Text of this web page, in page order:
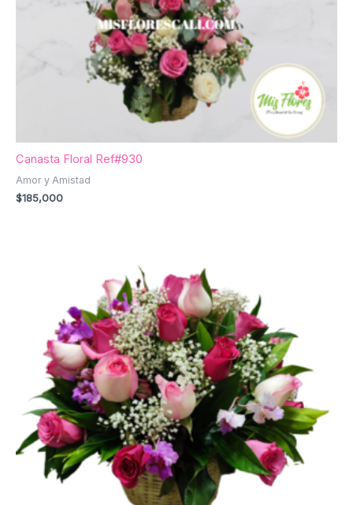
Canasta Floral Ref#930
Amor y Amistad
$185,000